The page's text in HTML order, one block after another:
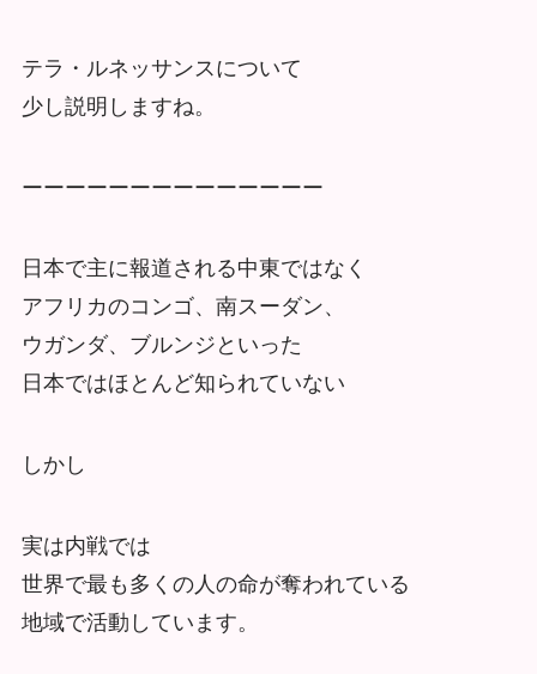
テラ・ルネッサンスについて
少し説明しますね。
ーーーーーーーーーーーーーー
日本で主に報道される中東ではなく
アフリカのコンゴ、南スーダン、
ウガンダ、ブルンジといった
日本ではほとんど知られていない
しかし
実は内戦では
世界で最も多くの人の命が奪われている
地域で活動しています。